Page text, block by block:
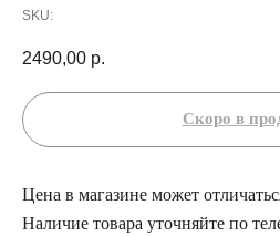
SKU:
2490,00 р.
Цена в магазине может
Наличие товара уточняйте по